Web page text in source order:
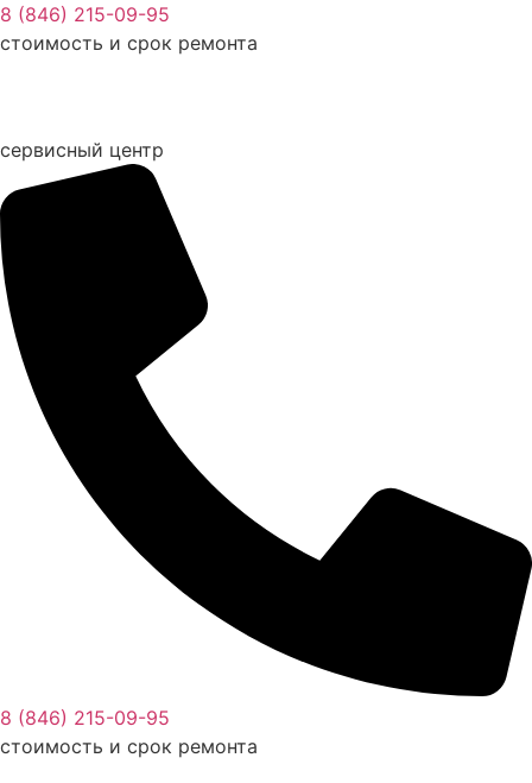
Перейти
к
8 (846) 215-09-95
стоимость и срок ремонта
сервисный центр
8 (846) 215-09-95
стоимость и срок ремонта